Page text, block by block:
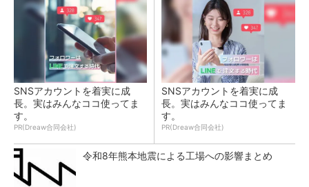
SNSアカウントを着実に成
長。実はみんなココ使ってま
す。
PR(Dreaw合同会社)
SNSアカウントを着実に成
長。実はみんなココ使ってま
す。
PR(Dreaw合同会社)
令和8年熊本地震による工場への影響まとめ